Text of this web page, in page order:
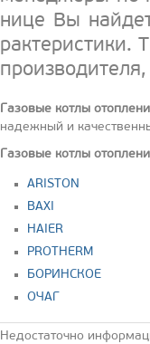
нице Вы
рак­те­рис­ти­ки.
Газовые котлы
надежный и
Газовые котлы
ARISTON
BAXI
HAIER
PROTHERM
БОРИНСКОЕ
ОЧАГ
Недостаточно